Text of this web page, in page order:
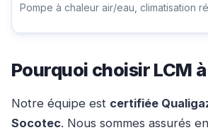
Pompe à chaleur air/eau, climatisation
Pourquoi choisir LCM
Notre équipe est certifiée
Socotec. Nous sommes assurés